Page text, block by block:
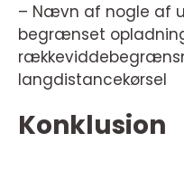
– Nævn af nogle af
begrænset
langdistancekørsel
Konklusion